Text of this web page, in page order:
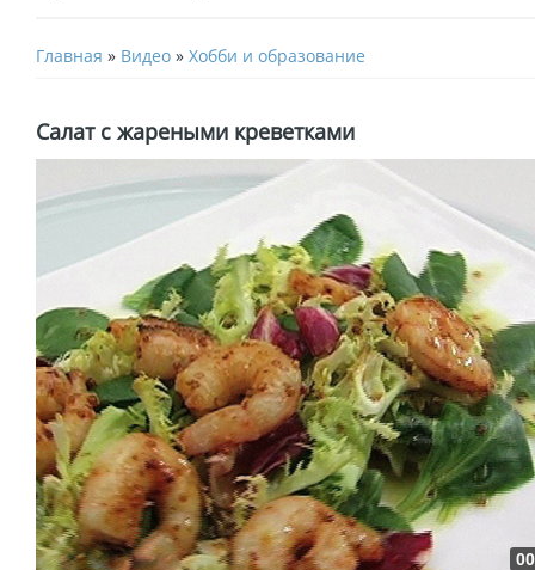
Главная » Видео » Хобби и образование
Салат с жареными креветками